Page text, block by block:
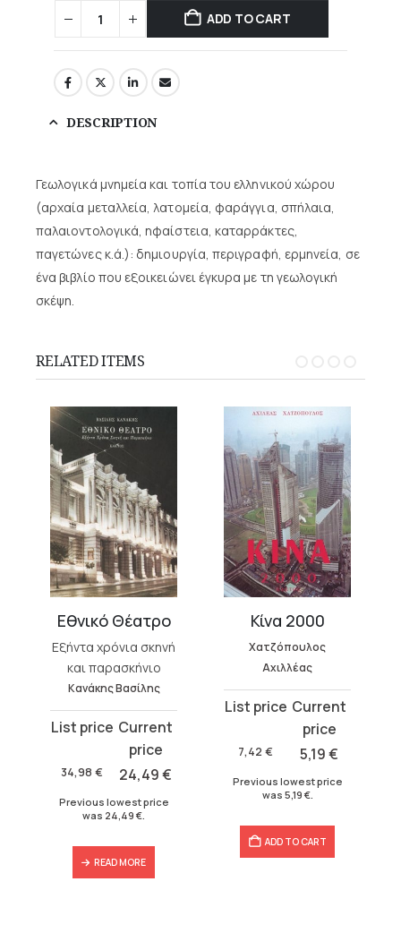
ADD TO CART
DESCRIPTION
Γεωλογικά μνημεία και τοπία του ελληνικού χώρου
(αρχαία μεταλλεία, λατομεία, φαράγγια, σπήλαια,
παλαιοντολογικά, ηφαίστεια, καταρράκτες,
παγετώνες κ.ά.): δημιουργία, περιγραφή, ερμηνεία, σε
ένα βιβλίο που εξοικειώνει έγκυρα με τη γεωλογική
σκέψη.
RELATED ITEMS
Εθνικό Θέατρο
Εξήντα χρόνια σκηνή
και παρασκήνιο
Κανάκης Βασίλης
34,98 €
Original
was:
24,49€
Current
is:
Previous lowest price
was 24,49 €
READ MORE
Κίνα 2000
Χατζόπουλος
Αχιλλέας
7,42 €
Original
was:
5,19€
Current
Previous lowest price
was 5,19 €.
ADD TO CART